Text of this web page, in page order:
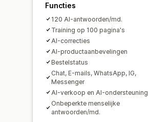
Functies
120 AI-antwoorden/md.
Training op 100 pagina's
AI-correcties
AI-productaanbevelingen
Bestelstatus
Chat, E-mails, WhatsApp, IG,
Messenger
AI-verkoop en AI-ondersteuning
Onbeperkte menselijke
antwoorden/md.